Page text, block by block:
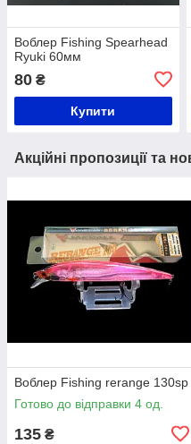
Воблер Fishing Spearhead
Ryuki 60мм
80 ₴
Купити
Акційні пропозиції та
Воблер Fishing rerange 130sp
Готово до відправки 4 од.
135 ₴